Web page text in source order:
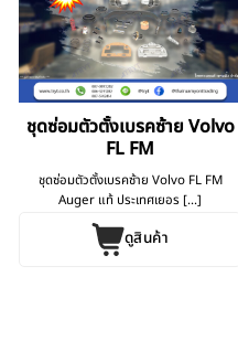
ชุดซ่อมตัวตั้งเบรคซ้าย Volvo
FL FM
ชุดซ่อมตัวตั้งเบรคซ้าย Volvo FL FM
Auger แท้ ประเทศเยอร [...]
ดูสินค้า